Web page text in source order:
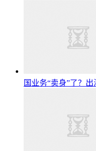
国业务“卖身”了？出